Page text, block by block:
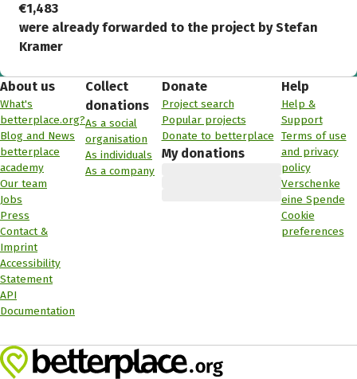
€1,483
were already forwarded to the project by Stefan
Kramer
About us
What's
betterplace.org?
Blog and News
betterplace
academy
Our team
Jobs
Press
Contact &
Imprint
Accessibility
Statement
API
Documentation
Collect
donations
As a social
organisation
As individuals
As a company
Donate
Project search
Popular projects
Donate to betterplace
My donations
Help
Help &
Support
Terms of use
and privacy
policy
Verschenke
eine Spende
Cookie
preferences